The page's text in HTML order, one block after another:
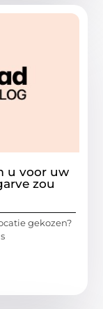
u voor uw
zou
gekozen?